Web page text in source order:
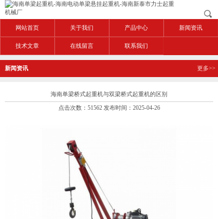
网站首页 关于我们 产品中心 新闻资讯
技术文章 在线留言 联系我们
新闻资讯 更多>>
海南单梁桥式起重机与双梁桥式起重机的区别
点击次数：51562 发布时间：2025-04-26